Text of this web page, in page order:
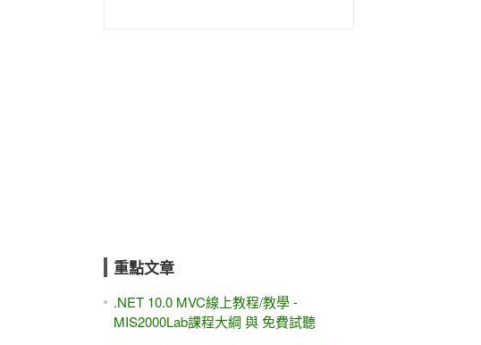
重點文章
.NET 10.0 MVC線上教程/教學 -
MIS2000Lab課程大綱 與 免費試聽